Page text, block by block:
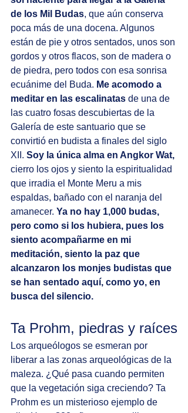
de los Mil Budas, que aún conserva
poca más de una docena. Algunos
están de pie y otros sentados, unos son
gordos y otros flacos, son de madera o
de piedra, pero todos con esa sonrisa
ecuánime del Buda. Me acomodo a
meditar en las escalinatas de una de
las cuatro fosas descubiertas de la
Galería de este santuario que se
convirtió en budista a finales del siglo
XII. Soy la única alma en Angkor Wat,
cierro los ojos y siento la espiritualidad
que irradia el Monte Meru a mis
espaldas, bañado con el naranja del
amanecer. Ya no hay 1,000 budas,
pero como si los hubiera, pues los
siento acompañarme en mi
meditación, siento la paz que
alcanzaron los monjes budistas que
se han sentado aquí, como yo, en
busca del silencio.
Ta Prohm, piedras y raíces
Los arqueólogos se esmeran por
liberar a las zonas arqueológicas de la
maleza. ¿Qué pasa cuando permiten
que la vegetación siga creciendo? Ta
Prohm es un misterioso ejemplo de